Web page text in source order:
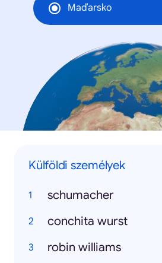
Maďarsko
Külföldi személyek
schumacher
conchita wurst
robin williams